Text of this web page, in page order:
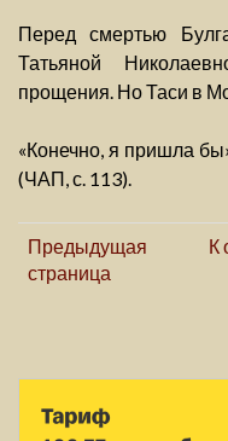
Перед смертью
Татьяной
прощения. Но Таси в
«Конечно, я пришла
(ЧАП, с. 113).
Предыдущая
страница
К